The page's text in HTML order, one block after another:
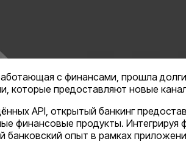
с финансами, прошла
которые предоставляют новые
API, открытый банкинг
финансовые продукты.
банковский опыт в рамках